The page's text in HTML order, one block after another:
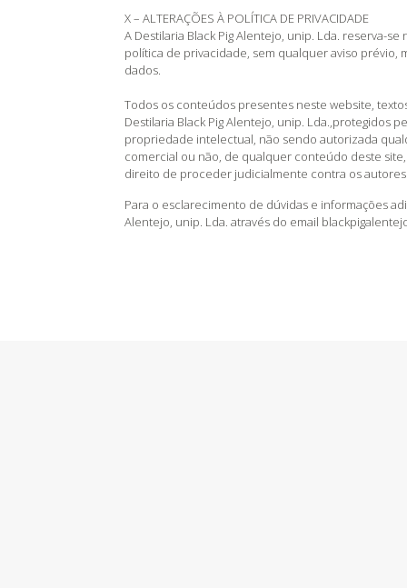
X – ALTERAÇÕES À POLÍTICA DE PRIVACIDADE
A Destilaria Black Pig Alentejo, unip. Lda. reserva-
política de privacidade, sem qualquer aviso prévio,
dados.
Todos os conteúdos presentes neste website,
Destilaria Black Pig Alentejo, unip. Lda.,protegidos
propriedade intelectual, não sendo autorizada
comercial ou não, de qualquer conteúdo deste
direito de proceder judicialmente contra os
Para o esclarecimento de dúvidas e informações
Alentejo, unip. Lda. através do email